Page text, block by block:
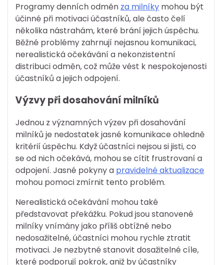
Programy denních odměn za milníky mohou být
účinné při motivaci účastníků, ale často čelí
několika nástrahám, které brání jejich úspěchu.
Běžné problémy zahrnují nejasnou komunikaci,
nerealistická očekávání a nekonzistentní
distribuci odměn, což může vést k nespokojenosti
účastníků a jejich odpojení.
Výzvy při dosahování milníků
Jednou z významných výzev při dosahování
milníků je nedostatek jasné komunikace ohledně
kritérií úspěchu. Když účastníci nejsou si jisti, co
se od nich očekává, mohou se cítit frustrovaní a
odpojení. Jasné pokyny a pravidelné aktualizace
mohou pomoci zmírnit tento problém.
Nerealistická očekávání mohou také
představovat překážku. Pokud jsou stanovené
milníky vnímány jako příliš obtížné nebo
nedosažitelné, účastníci mohou rychle ztratit
motivaci. Je nezbytné stanovit dosažitelné cíle,
které podporují pokrok, aniž by účastníky